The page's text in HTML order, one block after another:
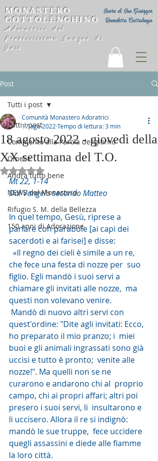
Suore di San Giuseppe
Benedetto Cottolengo
MONASTERO
COTTOLENGHINO
Adoratrici del
Preziosissimo Sangue di
Gesù
Post
Tutti i post
Commento alla Parola del giorno
Omelie
Andrà tutto bene
NEWS dal Monastero
Rifugio S. M. della Bellezza
150 anni di Adorazione
Tutti i post
18 agosto 2022 - giovedì della
XX settimana del T.O.
Comunità Monastero Adoratrici
17 ago 2022 Tempo di lettura: 3 min
Valutazione NaN stelle su 5.
Mt 22, 1-14
Dal Vangelo secondo Matteo
In quel tempo, Gesù, riprese a
parlare con parabole [ai capi dei
sacerdoti e ai farisei] e disse:
che fece una festa di nozze per  suo
figlio. Egli mandò i suoi servi a
chiamare gli invitati alle nozze,  ma
questi non volevano venire.
quest'ordine: "Dite agli invitati: Ecco,
ho preparato il mio pranzo; i  miei
buoi e gli animali ingrassati sono già
uccisi e tutto è pronto;  venite alle
nozze!". Ma quelli non se ne
curarono e andarono chi al  proprio
campo, chi ai propri affari; altri poi
presero i suoi servi, li  insultarono e
li uccisero. Allora il re si indignò:
mandò le sue truppe,  fece uccidere
quegli assassini e diede alle fiamme
la loro città.